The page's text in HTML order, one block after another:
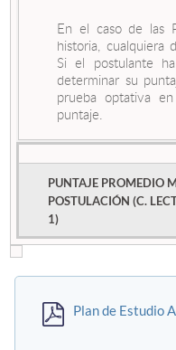
En el caso de las
historia, cualquiera
Si el postulante
determinar su
prueba optativa
puntaje.
PUNTAJE PROMEDIO
POSTULACIÓN (C.
1)
Plan de Estudio